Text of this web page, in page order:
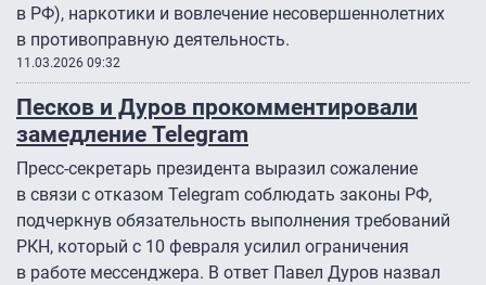
в РФ), наркотики и вовлечение несовершеннолетних
в противоправную деятельность.
11.03.2026 09:32
Песков и Дуров прокомментировали
замедление Telegram
Пресс-секретарь президента выразил сожаление
в связи с отказом Telegram соблюдать законы РФ,
подчеркнув обязательность выполнения требований
РКН, который с 10 февраля усилил ограничения
в работе мессенджера. В ответ Павел Дуров назвал